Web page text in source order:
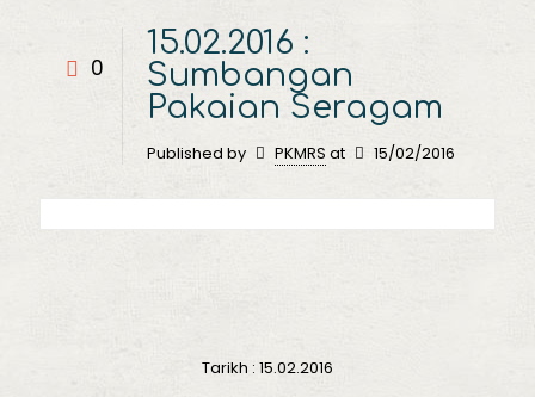
0
15.02.2016 :
Sumbangan
Pakaian Seragam
Published by PKMRS at 15/02/2016
Tarikh : 15.02.2016